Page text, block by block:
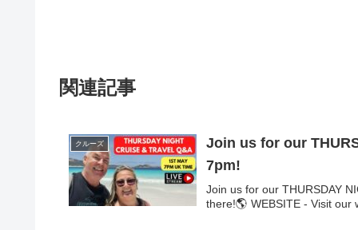
関連記事
クルーズ
Join us for our
7pm!
Join us for our THURSDAY
there!🌎 WEBSITE - Visit our